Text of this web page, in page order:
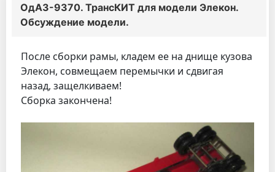
ОдАЗ-9370. ТрансКИТ для модели Элекон.
Обсуждение модели.
После сборки рамы, кладем ее на днище кузова
Элекон, совмещаем перемычки и сдвигая
назад, защелкиваем!
Сборка закончена!